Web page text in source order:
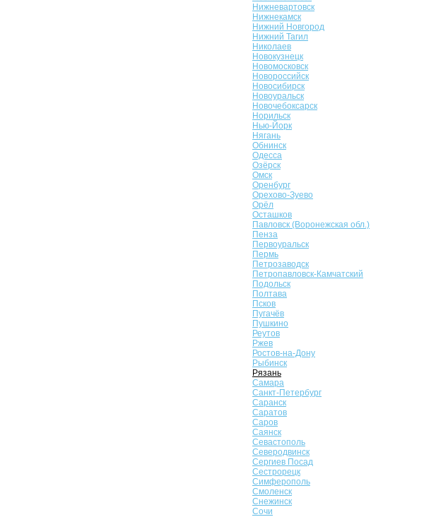
Нижневартовск
Нижнекамск
Нижний Новгород
Нижний Тагил
Николаев
Новокузнецк
Новомосковск
Новороссийск
Новосибирск
Новоуральск
Новочебоксарск
Норильск
Нью-Йорк
Нягань
Обнинск
Одесса
Озёрск
Омск
Оренбург
Орехово-Зуево
Орёл
Осташков
Павловск (Воронежская обл.)
Пенза
Первоуральск
Пермь
Петрозаводск
Петропавловск-Камчатский
Подольск
Полтава
Псков
Пугачёв
Пушкино
Реутов
Ржев
Ростов-на-Дону
Рыбинск
Рязань
Самара
Санкт-Петербург
Саранск
Саратов
Саров
Саянск
Севастополь
Северодвинск
Сергиев Посад
Сестрорецк
Симферополь
Смоленск
Снежинск
Сочи